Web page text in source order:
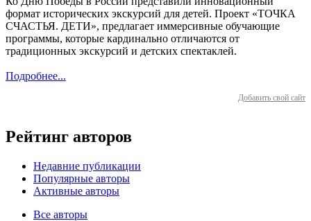
формат исторических экскурсий для детей. Проект «ТОЧКА
СЧАСТЬЯ. ДЕТИ», предлагает иммерсивные обучающие
программы, которые кардинально отличаются от
традиционных экскурсий и детских спектаклей.
Подробнее...
Добавить свой сайт
Рейтинг авторов
Недавние публикации
Популярные авторы
Активные авторы
Все авторы